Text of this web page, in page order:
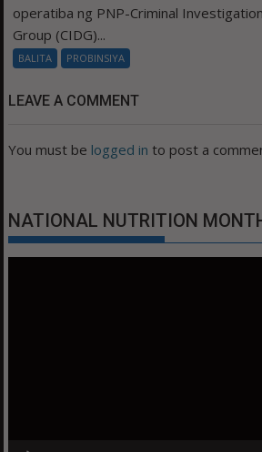
operatiba ng PNP-Criminal
Group (CIDG)...
BALITA PROBINSIYA
LEAVE A COMMENT
You must be logged in to post a
NATIONAL NUTRITION